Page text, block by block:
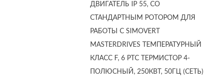
ДВИГАТЕЛЬ IP 55, СО
СТАНДАРТНЫМ РОТОРОМ ДЛЯ
РАБОТЫ С SIMOVERT
MASTERDRIVES ТЕМПЕРАТУРНЫЙ
КЛАСС F, 6 PTC ТЕРМИСТОР 4-
ПОЛЮСНЫЙ, 250КВТ, 50ГЦ (СЕТЬ)